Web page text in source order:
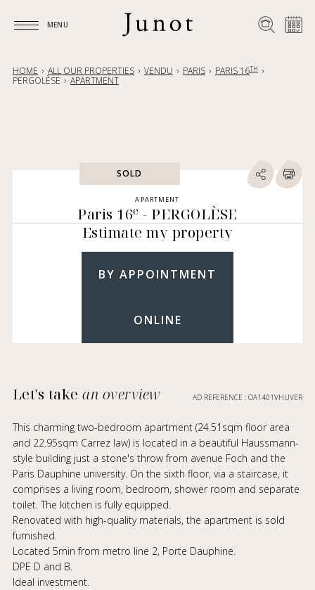
MENU
HOME ALL OUR PROPERTIES VENDU PARIS PARIS 16TH
PERGOLÈSE APARTMENT
SOLD
APARTMENT
Paris 16e - PERGOLÈSE
Estimate my property
BY APPOINTMENT
ONLINE
Let's takean overview AD REFERENCE : OA1401VHUVER
This charming two-bedroom apartment (24.51sqm floor area
and 22.95sqm Carrez law) is located in a beautiful Haussmann-
style building just a stone's throw from avenue Foch and the
Paris Dauphine university. On the sixth floor, via a staircase, it
comprises a living room, bedroom, shower room and separate
toilet. The kitchen is fully equipped.
Renovated with high-quality materials, the apartment is sold
furnished.
Located 5min from metro line 2, Porte Dauphine.
DPE D and B.
Ideal investment.